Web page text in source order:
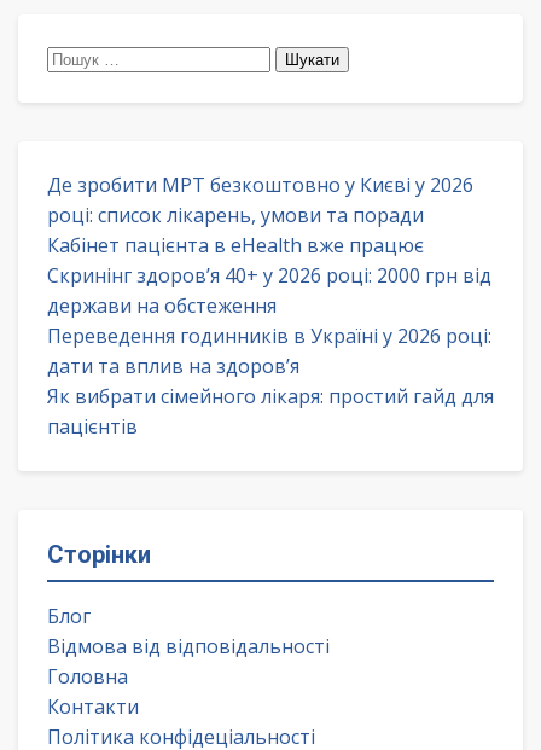
Пошук:
Де зробити МРТ безкоштовно у Києві у 2026
році: список лікарень, умови та поради
Кабінет пацієнта в eHealth вже працює
Скринінг здоров’я 40+ у 2026 році: 2000 грн від
держави на обстеження
Переведення годинників в Україні у 2026 році:
дати та вплив на здоров’я
Як вибрати сімейного лікаря: простий гайд для
пацієнтів
Сторінки
Блог
Відмова від відповідальності
Головна
Контакти
Політика конфідеціальності